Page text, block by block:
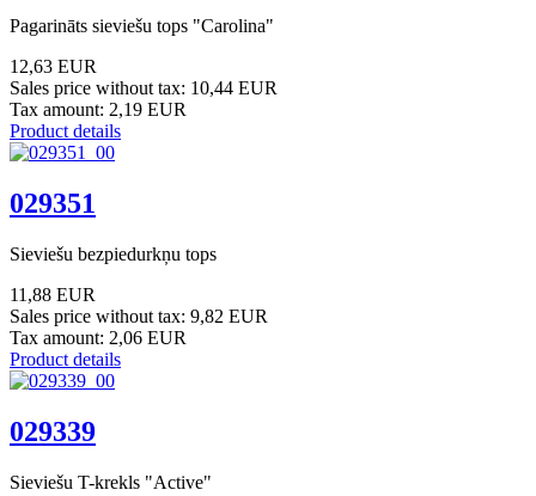
Pagarināts sieviešu tops "Carolina"
12,63 EUR
Sales price without tax: 10,44 EUR
Tax amount: 2,19 EUR
Product details
029351
Sieviešu bezpiedurkņu tops
11,88 EUR
Sales price without tax: 9,82 EUR
Tax amount: 2,06 EUR
Product details
029339
Sieviešu T-krekls "Active"